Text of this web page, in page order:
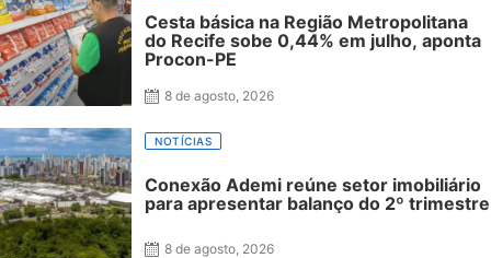
Cesta básica na Região Metropolitana
do Recife sobe 0,44% em julho, aponta
Procon-PE
8 de agosto, 2026
NOTÍCIAS
Conexão Ademi reúne setor imobiliário
para apresentar balanço do 2º trimestre
8 de agosto, 2026